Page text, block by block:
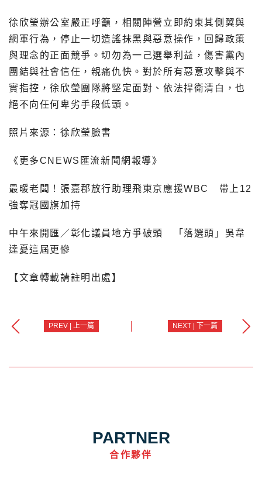
徐欣瑩辦公室嚴正呼籲，相關陣營立即約束其側翼與
網軍行為，停止一切造謠抹黑與惡意操作，回歸政策
與理念的正面競爭。切勿為一己選舉利益，傷害黨內
團結與社會信任，親痛仇快。對於所有惡意攻擊與不
實指控，徐欣瑩團隊將堅定面對、依法捍衛清白，也
絕不向任何卑劣手段低頭。
照片來源：徐欣瑩臉書
《更多CNEWS匯流新聞網報導》
最暖老闆！張嘉郡放行助理飛東京應援WBC 帶上12
強奪冠國旗加持
中午來開匯 ／彰化議員地方爭破頭 「落選頭」吳韋
達憂這屆更慘
【文章轉載請註明出處】
PREV | 上一篇 NEXT | 下一篇
PARTNER
合作夥伴